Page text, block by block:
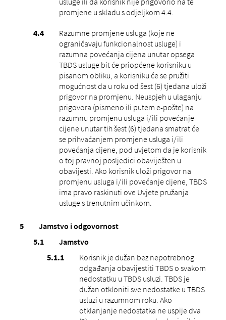
promjene u skladu s odjeljkom 4.4.
Razumne promjene usluga (koje ne
ograničavaju funkcionalnost usluge) i
razumna povećanja cijena unutar opsega
TBDS usluge bit će priopćene korisniku u
pisanom obliku, a korisniku će se pružiti
mogućnost da u roku od šest (6) tjedana uloži
prigovor na promjenu. Neuspjeh u ulaganju
prigovora (pismeno ili putem e-pošte) na
razumnu promjenu usluga i/ili povećanje
cijene unutar tih šest (6) tjedana smatrat će
se prihvaćanjem promjene usluga i/ili
povećanja cijene, pod uvjetom da je korisnik
o toj pravnoj posljedici obaviješten u
obavijesti. Ako korisnik uloži prigovor na
promjenu usluga i/ili povećanje cijene, TBDS
ima pravo raskinuti ove Uvjete pružanja
usluge s trenutnim učinkom.
Jamstvo i odgovornost
Jamstvo
Korisnik je dužan bez nepotrebnog
odgađanja obavijestiti TBDS o svakom
nedostatku u TBDS usluzi. TBDS je
dužan otkloniti sve nedostatke u TBDS
usluzi u razumnom roku. Ako
otklanjanje nedostatka ne uspije dva